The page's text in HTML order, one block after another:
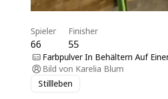
Spieler
66
Finisher
55
Farbpulver In Behältern Auf
Bild von Karelia Blum
Stillleben